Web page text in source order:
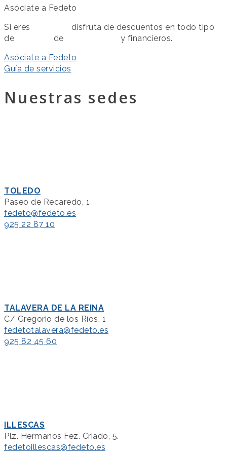
Asóciate a Fedeto
Si eres
disfruta de descuentos en todo tipo
de
de
y financieros.
Asóciate a Fedeto
Guía de servicios
Nuestras sedes
TOLEDO
Paseo de Recaredo, 1
fedeto@fedeto.es
925 22 87 10
TALAVERA DE LA REINA
C/ Gregorio de los Ríos, 1
fedetotalavera@fedeto.es
925 82 45 60
ILLESCAS
Plz. Hermanos Fez. Criado, 5.
fedetoillescas@fedeto.es